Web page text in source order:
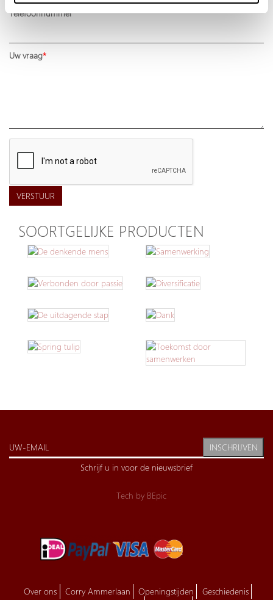
Telefoonnummer
Uw vraag
VERSTUUR
SOORTGELIJKE PRODUCTEN
INSCHRIJVEN
Schrijf u in voor de nieuwsbrief
Tech by BEpic
Over ons Corry Ammerlaan Openingstijden
Geschiedenis